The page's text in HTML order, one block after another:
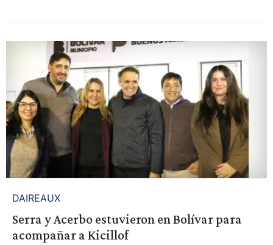
DAIREAUX
Serra y Acerbo estuvieron en Bolívar para
acompañar a Kicillof